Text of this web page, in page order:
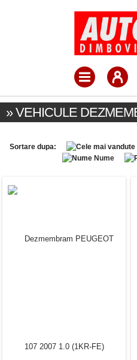
» VEHICULE
Sortare dupa:
Nume